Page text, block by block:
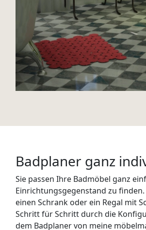
Badplaner ganz
Sie passen Ihre Badmöbel ganz
Einrichtungsgegenstand zu
einen Schrank oder ein Regal mit
Schritt für Schritt durch die
dem Badplaner von meine